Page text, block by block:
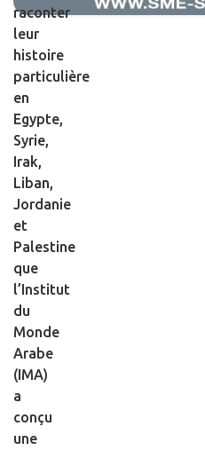
raconter
leur
histoire
particulière
en
Egypte,
Syrie,
Irak,
Liban,
Jordanie
et
Palestine
que
l’Institut
du
Monde
Arabe
(IMA)
a
conçu
une